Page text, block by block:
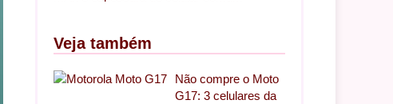
Veja também
Não compre o Moto
G17: 3 celulares da